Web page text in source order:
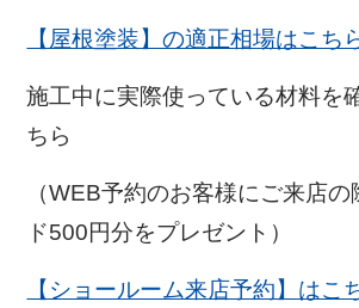
【屋根塗装】の適正相場はこち
施工中に実際使っている材料を
ちら
（WEB予約のお客様にご来店
ド500円分をプレゼント）
【ショールーム来店予約】はこ